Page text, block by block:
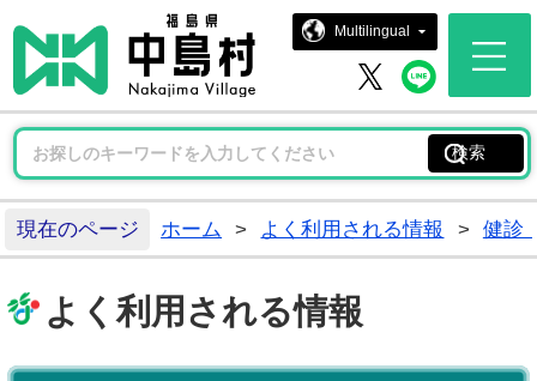
中島村ホ
Multilingual
中島村 X中島
現在のページ ホーム > よく利用される情報 > 健診
よく利用される情報